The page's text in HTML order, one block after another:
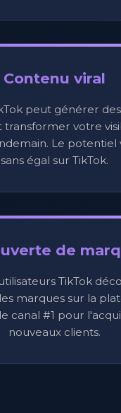
Contenu viral
peut générer
transformer votre
Le potentiel
sans égal sur TikTok.
de
TikTok
marques sur la
canal #1 pour
nouveaux clients.